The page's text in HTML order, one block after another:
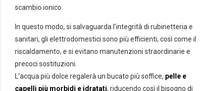
scambio ionico.
In questo modo, si salvaguarda l’integrità di rubinetteria e
sanitari, gli elettrodomestici sono più efficienti, così come il
riscaldamento, e si evitano manutenzioni straordinarie e
precoci sostituzioni.
L’acqua più dolce regalerà un bucato più soffice, pelle e
capelli più morbidi e idratati, riducendo così il bisogno di